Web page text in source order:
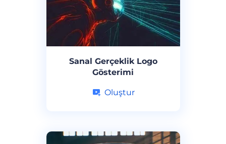
Sanal Gerçeklik Logo
Gösterimi
Oluştur